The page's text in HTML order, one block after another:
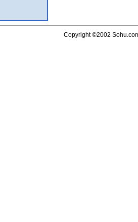
Copyright ©2002